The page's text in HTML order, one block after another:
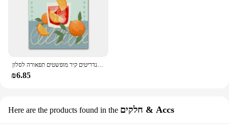
צבע קוקטייל בלוק יד מוג 'יטו אמנות בד ציור כרזות ונדסים ונדריטים קיר מופשטים תפאורה לסלון
₪6.85
Here are the products found in the חלקים & Accs